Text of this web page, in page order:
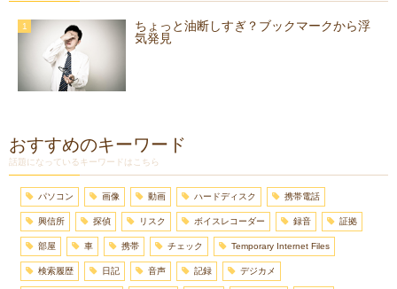
ちょっと油断しすぎ？ブックマークから浮
気発見
おすすめのキーワード
話題になっているキーワードはこちら
パソコン 画像 動画 ハードディスク 携帯電話
興信所 探偵 リスク ボイスレコーダー 録音 証拠
部屋 車 携帯 チェック Temporary Internet Files
検索履歴 日記 音声 記録 デジカメ